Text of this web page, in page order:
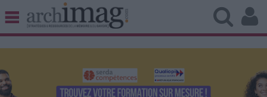
BIBLIOTHÈQUE ÉDITION
UNIVERS DATA